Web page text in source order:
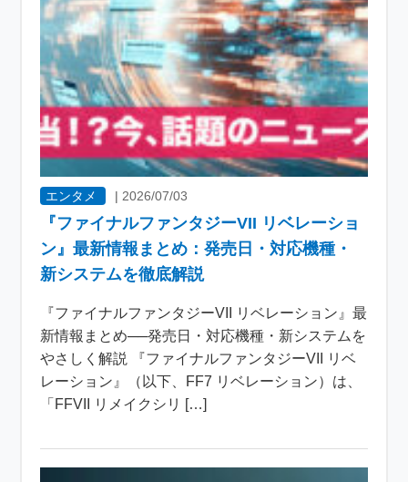
エンタメ | 2026/07/03
『ファイナルファンタジーVII リベレーショ
ン』最新情報まとめ：発売日・対応機種・
新システムを徹底解説
『ファイナルファンタジーVII リベレーション』最
新情報まとめ──発売日・対応機種・新システムを
やさしく解説 『ファイナルファンタジーVII リベ
レーション』（以下、FF7 リベレーション）は、
「FFVII リメイクシリ […]